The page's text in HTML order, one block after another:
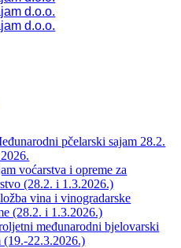
pčelarski sajam 28.2.
voćarstva i opreme za
(28.2. i 1.3.2026.)
vina i vinogradarske
(28.2. i 1.3.2026.)
međunarodni bjelovarski
(19.-22.3.2026.)